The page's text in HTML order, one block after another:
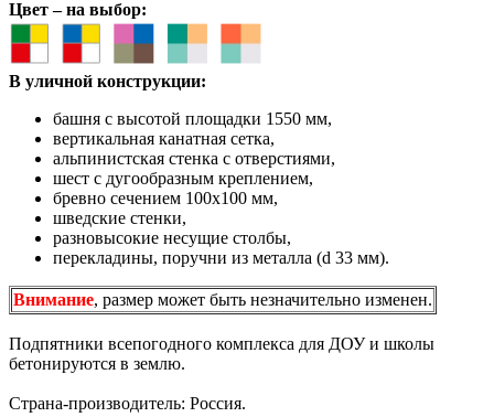
Цвет – на выбор:
В уличной конструкции:
башня с высотой площадки 1550 мм,
вертикальная канатная сетка,
альпинистская стенка с отверстиями,
шест с дугообразным креплением,
бревно сечением 100х100 мм,
шведские стенки,
разновысокие несущие столбы,
перекладины, поручни из металла (d 33 мм).
Внимание, размер может быть незначительно изменен.
Подпятники всепогодного комплекса для ДОУ и школы
бетонируются в землю.
Страна-производитель: Россия.